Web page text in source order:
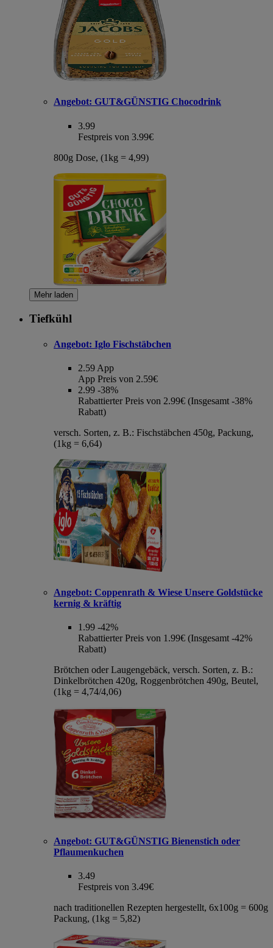
Angebot: GUT&GÜNSTIG Chocodrink
3.99
Festpreis von 3.99€
800g Dose, (1kg = 4,99)
Mehr laden
Tiefkühl
Angebot: Iglo Fischstäbchen
2.59 App
App Preis von 2.59€
2.99 -38%
Rabattierter Preis von 2.99€ (Insgesamt -38%
Rabatt)
versch. Sorten, z. B.: Fischstäbchen 450g, Packung,
(1kg = 6,64)
Angebot: Coppenrath & Wiese Unsere Goldstücke
kernig & kräftig
1.99 -42%
Rabattierter Preis von 1.99€ (Insgesamt -42%
Rabatt)
Brötchen oder Laugengebäck, versch. Sorten, z. B.:
Dinkelbrötchen 420g, Roggenbrötchen 490g, Beutel,
(1kg = 4,74/4,06)
Angebot: GUT&GÜNSTIG Bienenstich oder
Pflaumenkuchen
3.49
Festpreis von 3.49€
nach traditionellen Rezepten hergestellt, 6x100g = 600g
Packung, (1kg = 5,82)